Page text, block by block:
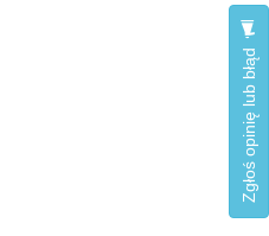
Zgłoś opinię lub błąd